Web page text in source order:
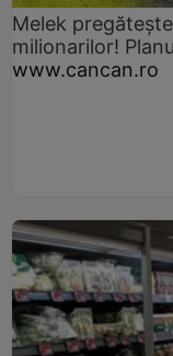
Melek
milionarilor!
www.cancan.ro